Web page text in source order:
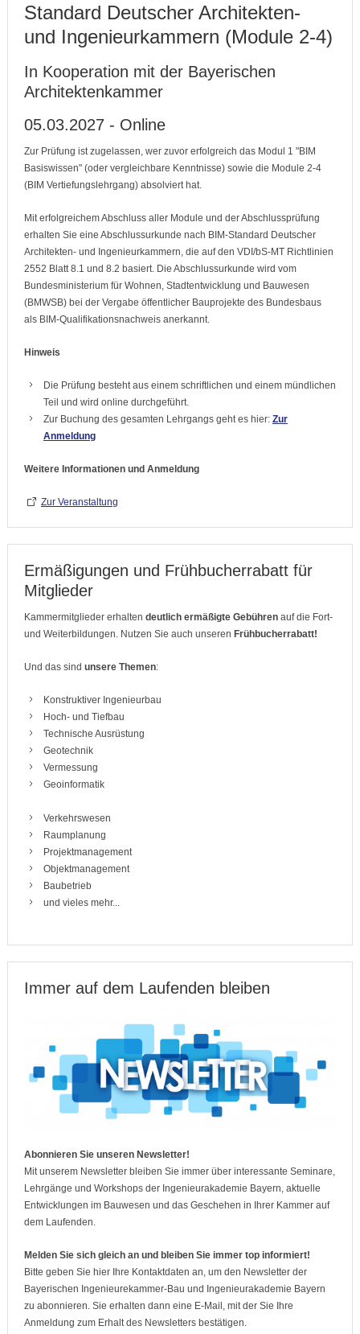
Standard Deutscher Architekten-
und Ingenieurkammern (Module 2-4)
In Kooperation mit der Bayerischen
Architektenkammer
05.03.2027 - Online
Zur Prüfung ist zugelassen, wer zuvor erfolgreich das Modul 1 "BIM
Basiswissen" (oder vergleichbare Kenntnisse) sowie die Module 2-4
(BIM Vertiefungslehrgang) absolviert hat.
Mit erfolgreichem Abschluss aller Module und der Abschlussprüfung
erhalten Sie eine Abschlussurkunde nach BIM-Standard Deutscher
Architekten- und Ingenieurkammern, die auf den VDI/bS-MT Richtlinien
2552 Blatt 8.1 und 8.2 basiert. Die Abschlussurkunde wird vom
Bundesministerium für Wohnen, Stadtentwicklung und Bauwesen
(BMWSB) bei der Vergabe öffentlicher Bauprojekte des Bundesbaus
als BIM-Qualifikationsnachweis anerkannt.
Hinweis
Die Prüfung besteht aus einem schriftlichen und einem mündlichen
Teil und wird online durchgeführt.
Zur Buchung des gesamten Lehrgangs geht es hier: Zur
Anmeldung
Weitere Informationen und Anmeldung
Zur Veranstaltung
Ermäßigungen und Frühbucherrabatt für
Mitglieder
Kammermitglieder erhalten deutlich ermäßigte Gebührenauf die Fort-
und Weiterbildungen. Nutzen Sie auch unseren Frühbucherrabatt!
Und das sind unsere Themen:
Konstruktiver Ingenieurbau
Hoch- und Tiefbau
Technische Ausrüstung
Geotechnik
Vermessung
Geoinformatik
Verkehrswesen
Raumplanung
Projektmanagement
Objektmanagement
Baubetrieb
und vieles mehr...
Immer auf dem Laufenden bleiben
Abonnieren Sie unseren Newsletter!
Mit unserem Newsletter bleiben Sie immer über interessante Seminare,
Lehrgänge und Workshops der Ingenieurakademie Bayern, aktuelle
Entwicklungen im Bauwesen und das Geschehen in Ihrer Kammer auf
dem Laufenden.
Melden Sie sich gleich an und bleiben Sie immer top informiert!
Bitte geben Sie hier Ihre Kontaktdaten an, um den Newsletter der
Bayerischen Ingenieurekammer-Bau und Ingenieurakademie Bayern
zu abonnieren. Sie erhalten dann eine E-Mail, mit der Sie Ihre
Anmeldung zum Erhalt des Newsletters bestätigen.